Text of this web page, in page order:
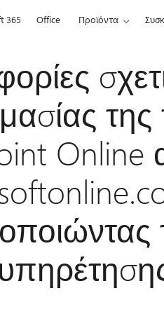
365 Office Προϊόντα
Online